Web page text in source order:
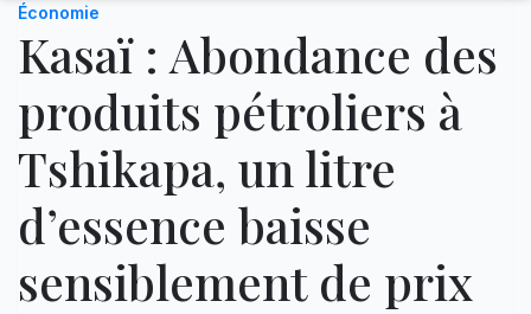
Économie
Kasaï : Abondance des
produits pétroliers à
Tshikapa, un litre
d’essence baisse
sensiblement de prix